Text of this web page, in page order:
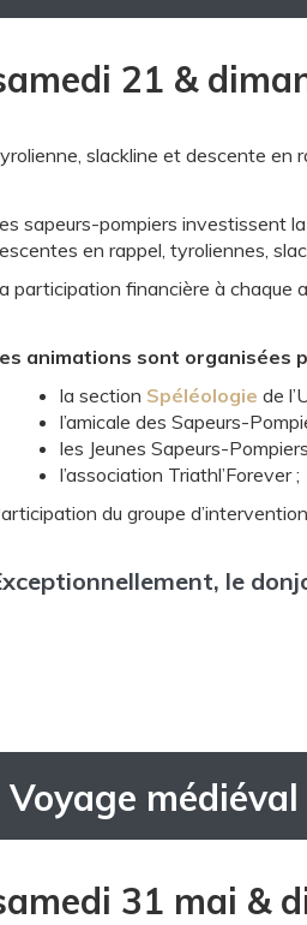
21 &
slackline et descente en
sapeurs-pompiers investissent
en rappel, tyroliennes,
participation financière à chaque
animations sont organisées
la section Spéléologie de
l’amicale des Sapeurs-
les Jeunes Sapeurs-
l’association Triathl’Forever ;
du groupe
le
Voyage médiéval
31 mai &